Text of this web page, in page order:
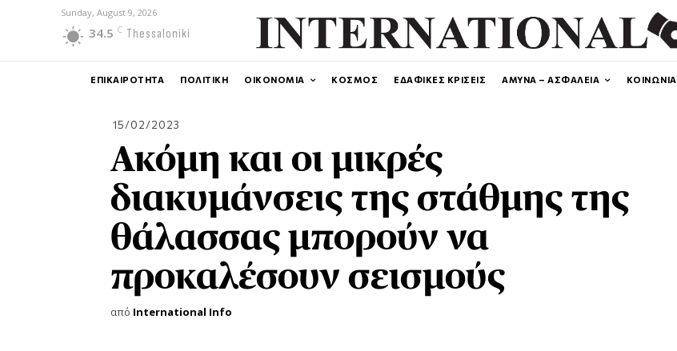
Sunday, August 9, 2026
34.5 C Thessaloniki
ΕΠΙΚΑΙΡΟΤΗΤΑ ΠΟΛΙΤΙΚΗ ΟΙΚΟΝΟΜΙΑ ΚΟΣΜΟΣ ΕΔΑΦΙΚΕΣ ΚΡΙΣΕΙΣ ΑΜΥΝΑ – ΑΣΦΑΛΕΙΑ ΚΟΙΝΩΝΙΑ
15/02/2023
Ακόμη και οι μικρές
διακυμάνσεις της στάθμης της
θάλασσας μπορούν να
προκαλέσουν σεισμούς
από International Info